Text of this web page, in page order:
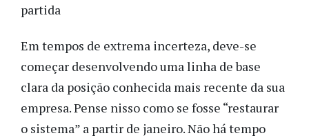
partida
Em tempos de extrema incerteza, deve-se
começar desenvolvendo uma linha de base
clara da posição conhecida mais recente da sua
empresa. Pense nisso como se fosse “restaurar
o sistema” a partir de janeiro. Não há tempo